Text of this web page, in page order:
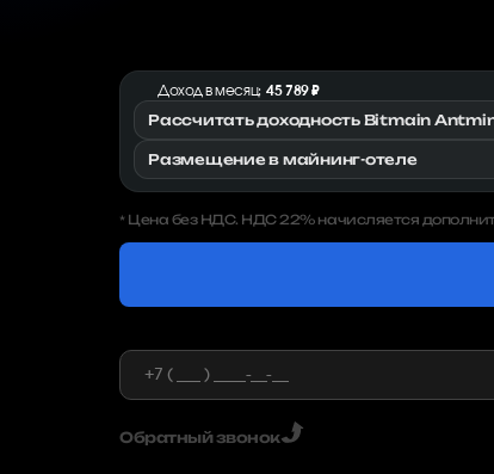
Доход в месяц: 45 789 ₽
Рассчитать доходность Bitmain
Размещение в майнинг-отеле
* Цена без НДС. НДС 22% начисляется
Обратный звонок